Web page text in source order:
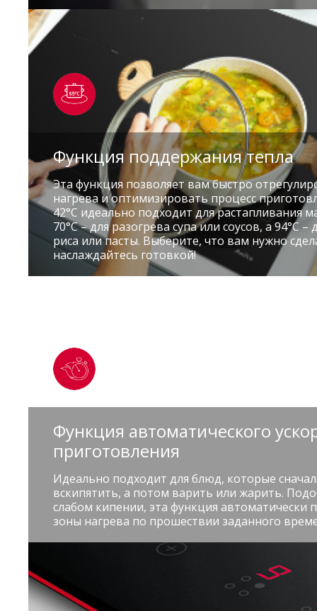
Функция поддержания тепла
Эта функция позволяет вам быстро
нагрева и оптимизировать процесс
42°C идеально подходит для растапливания
70°C – для разогрева супа или соусов, а 94°C
риса или пасты. Выберите, что вам нужно
наслаждайтесь готовкой!
Функция автоматического
приготовления
Идеально подходит для блюд, которые
вскипятить, а потом варить или жарить.
слабом кипении, эта функция автоматически
зоны нагрева по прошествии заданного